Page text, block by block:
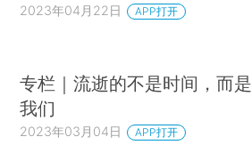
2023年04月22日 APP打开
专栏｜流逝的不是时间，而是
我们
2023年03月04日 APP打开